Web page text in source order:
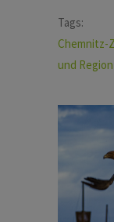
Tags:
Chemnitz-
und Region